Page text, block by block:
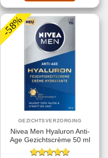
-58%
GEZICHTSVERZORGING
Nivea Men Hyaluron Anti-
Age Gezichtscrème 50 ml